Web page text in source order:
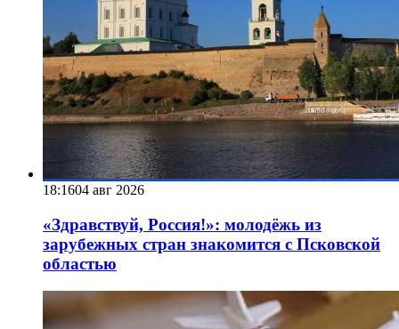
18:1604 авг 2026
«Здравствуй, Россия!»: молодёжь из
зарубежных стран знакомится с Псковской
областью